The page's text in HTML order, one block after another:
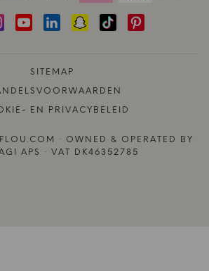
SITEMAP
EN PRIVACYBELEID
· OWNED & OPERATED BY
APS · VAT DK46352785